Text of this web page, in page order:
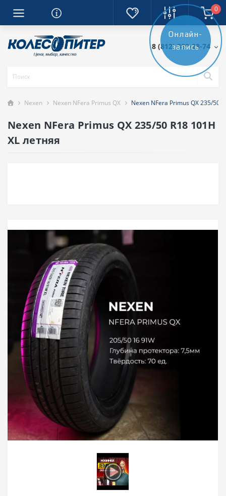
0
8 (812) 389-28-74
Nexen Nexen NFera Primus QX Nexen NFera Primus QX 235/50
Nexen NFera Primus QX 235/50 R18 101H
XL летняя
Онлайн-
запись